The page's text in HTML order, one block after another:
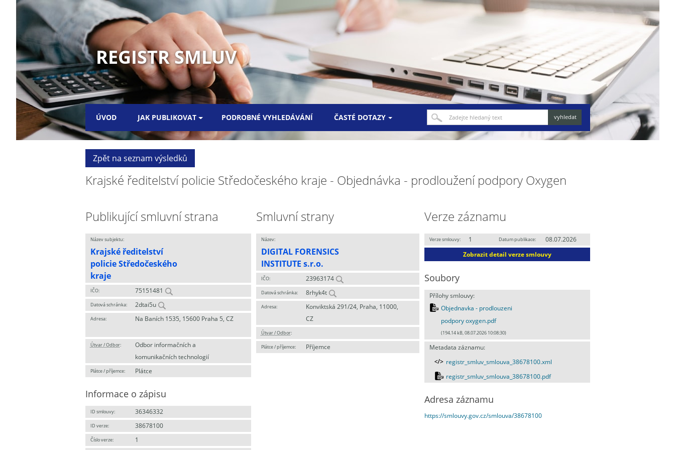
REGISTR SMLUV
ÚVOD JAK PUBLIKOVAT PODROBNÉ VYHLEDÁVÁNÍ ČASTÉ DOTAZY
Zpět na seznam výsledků
Krajské ředitelství policie Středočeského kraje - Objednávka - prodloužení podpory Oxygen
Publikující smluvní strana
Název subjektu:
Krajské ředitelství
policie Středočeského
kraje
IČO: 75151481
Datová schránka: 2dtai5u
Adresa: Na Baních 1535, 15600 Praha 5, CZ
Útvar / Odbor:
Odbor informačních a
komunikačních technologií
Plátce / příjemce: Plátce
Informace o zápisu
ID smlouvy: 36346332
ID verze: 38678100
Číslo verze: 1
Smluvní strany
Název:
DIGITAL FORENSICS
INSTITUTE s.r.o.
IČO: 23963174
Datová schránka: 8rhyk4t
Adresa:
Konviktská 291/24, Praha, 11000,
CZ
Útvar / Odbor:
Plátce / příjemce: Příjemce
Verze záznamu
Verze smlouvy: 1 Datum publikace:
08.07.2026
Zobrazit detail verze smlouvy
Soubory
Přílohy smlouvy:
Objednavka - prodlouzeni
podpory oxygen.pdf
(194.14 kB, 08.07.2026 10:08:30)
Metadata záznamu:
registr_smluv_smlouva_38678100.xml
registr_smluv_smlouva_38678100.pdf
Adresa záznamu
https://smlouvy.gov.cz/smlouva/38678100